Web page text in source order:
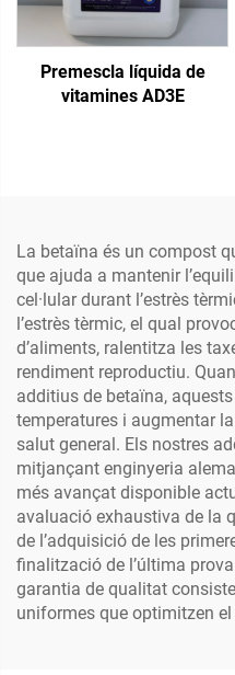
Premescla líquida de
vitamines AD3E
La betaïna és un compost
que ajuda a mantenir
cel·lular durant l’estrès
l’estrès tèrmic, el qual
d’aliments, ralentitza les
rendiment reproductiu.
additius de betaïna,
temperatures i augmentar
salut general. Els nostres
mitjançant enginyeria
més avançat disponible
avaluació exhaustiva de la
de l’adquisició de les
finalització de l’última
garantia de qualitat
uniformes que optimitzen